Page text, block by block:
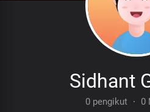
Sidhant
0 pengikut · 0